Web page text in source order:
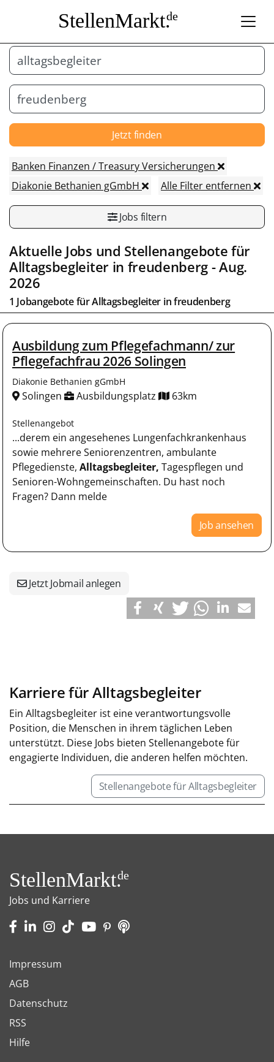
StellenMarkt.de
Jetzt finden
Banken Finanzen / Treasury Versicherungen
Diakonie Bethanien gGmbH
Alle Filter entfernen
Jobs filtern
Aktuelle Jobs und Stellenangebote für
Alltagsbegleiter in freudenberg- Aug.
2026
1 Jobangebote fürAlltagsbegleiter infreudenberg
Ausbildung zum Pflegefachmann/ zur
Pflegefachfrau 2026 Solingen
Diakonie Bethanien gGmbH
Solingen Ausbildungsplatz 63km
Stellenangebot
...derem ein angesehenes Lungenfachkrankenhaus
sowie mehrere Seniorenzentren, ambulante
Pflegedienste, Alltagsbegleiter, Tagespflegen und
Senioren-Wohngemeinschaften. Du hast noch
Fragen? Dann melde
Job ansehen
Jetzt Jobmail anlegen
Karriere für Alltagsbegleiter
Ein Alltagsbegleiter ist eine verantwortungsvolle
Position, die Menschen in ihrem täglichen Leben
unterstützt. Diese Jobs bieten Stellenangebote für
engagierte Individuen, die anderen helfen möchten.
Stellenangebote für Alltagsbegleiter
StellenMarkt.de
Jobs und Karriere
Impressum
AGB
Datenschutz
RSS
Hilfe